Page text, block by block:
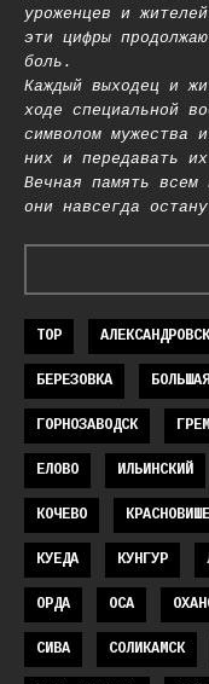
уроженцев и
эти цифры
боль.
Каждый выходец и
ходе специальной
символом мужества
них и передавать
Вечная память всем
они навсегда
TOP АЛЕКСАНДРОВСК
БЕРЕЗОВКА
ГОРНОЗАВОДСК
ЕЛОВО ИЛЬИНСКИЙ
КОЧЕВО
КУЕДА КУНГУР
ОРДА ОСА
СИВА СОЛИКАМСК